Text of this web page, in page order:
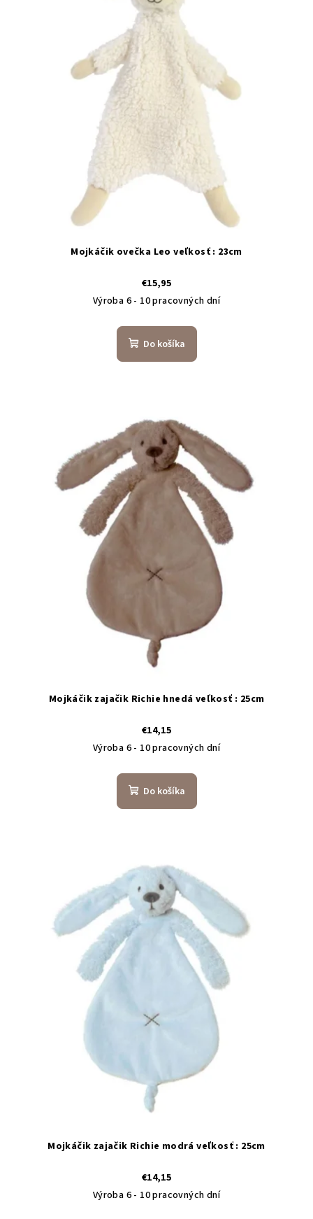
Mojkáčik ovečka Leo veľkosť : 23cm
€15,95
Výroba 6 - 10 pracovných dní
Do košíka
Mojkáčik zajačik Richie hnedá veľkosť : 25cm
€14,15
Výroba 6 - 10 pracovných dní
Do košíka
Mojkáčik zajačik Richie modrá veľkosť : 25cm
€14,15
Výroba 6 - 10 pracovných dní